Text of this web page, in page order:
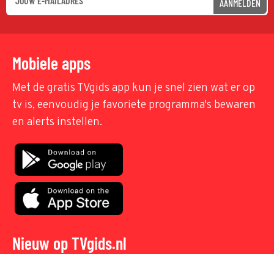
AANMELDEN
Mobiele apps
Met de gratis TVgids app kun je snel zien wat er op
tv is, eenvoudig je favoriete programma's bewaren
en alerts instellen.
Nieuw op TVgids.nl